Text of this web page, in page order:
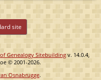
site
Genealogy Sitebuilding v. 14.0.4,
© 2001-2026.
Osnabrugge.